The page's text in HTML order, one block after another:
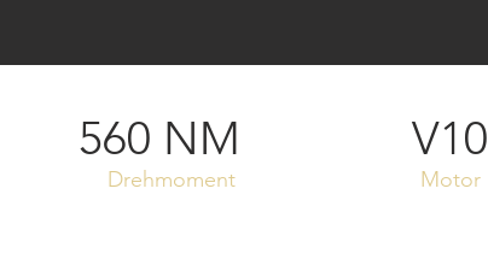
560 NM
Drehmoment
V10
Motor